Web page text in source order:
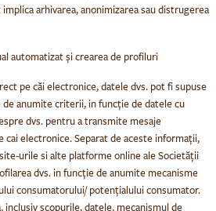
arhivarea, anonimizarea sau distrugerea
automatizat și crearea de profiluri
pe căi electronice, datele dvs. pot fi supuse
anumite criterii, in funcție de datele cu
dvs. pentru a transmite mesaje
cai electronice. Separat de aceste informații,
urile si alte platforme online ale Societății
dvs. in funcție de anumite mecanisme
consumatorului/ potențialului consumator.
inclusiv scopurile, datele, mecanismul de